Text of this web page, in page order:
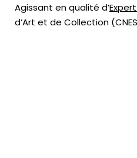
Agissant en qualité d’
d’Art et de Collection